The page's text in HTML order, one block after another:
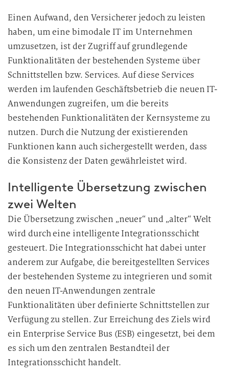
Einen Aufwand, den Versicherer jedoch zu leisten
haben, um eine bimodale IT im Unternehmen
umzusetzen, ist der Zugriff auf grundlegende
Funktionalitäten der bestehenden Systeme über
Schnittstellen bzw. Services. Auf diese Services
werden im laufenden Geschäftsbetrieb die neuen IT-
Anwendungen zugreifen, um die bereits
bestehenden Funktionalitäten der Kernsysteme zu
nutzen. Durch die Nutzung der existierenden
Funktionen kann auch sichergestellt werden, dass
die Konsistenz der Daten gewährleistet wird.
Intelligente Übersetzung zwischen
zwei Welten
Die Übersetzung zwischen „neuer“ und „alter“ Welt
wird durch eine intelligente Integrationsschicht
gesteuert. Die Integrationsschicht hat dabei unter
anderem zur Aufgabe, die bereitgestellten Services
der bestehenden Systeme zu integrieren und somit
den neuen IT-Anwendungen zentrale
Funktionalitäten über definierte Schnittstellen zur
Verfügung zu stellen. Zur Erreichung des Ziels wird
ein Enterprise Service Bus (ESB) eingesetzt, bei dem
es sich um den zentralen Bestandteil der
Integrationsschicht handelt.